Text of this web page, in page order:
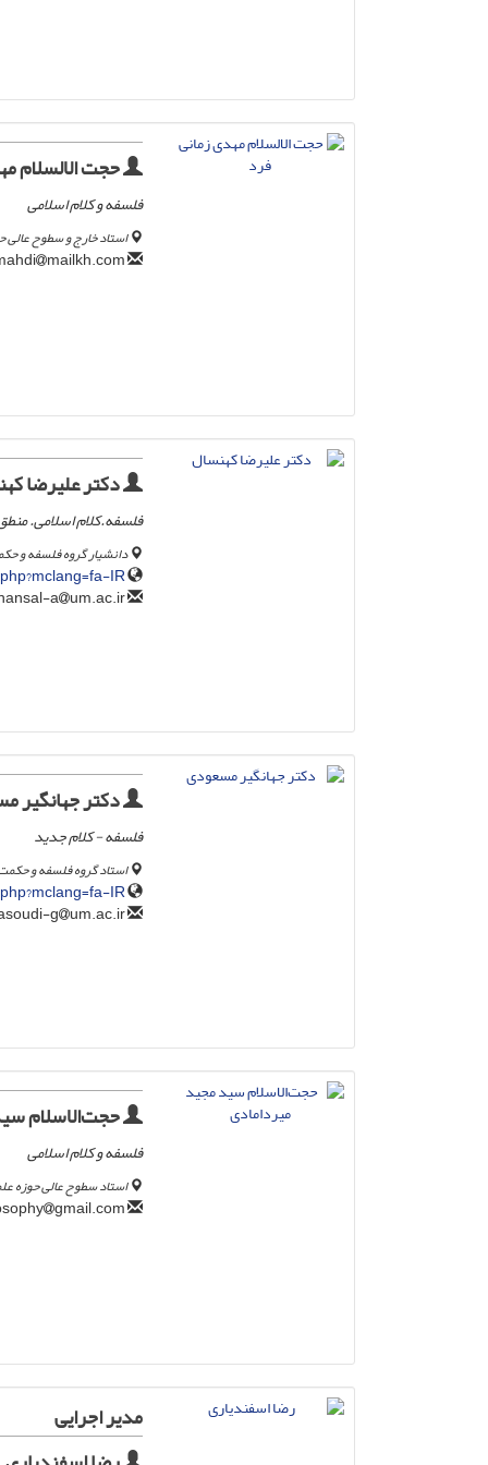
حجت الالسلام
فلسفه و کلام اسلامی
استاد خارج و سطوح عالی
mailkh.com
دکتر علیرضا
فلسفه.کلام اسلامی.
دانشیار گروه فلسفه و
IR
um.ac.ir
دکتر جهانگیر
فلسفه - کلام جدید
استاد گروه فلسفه و
IR
um.ac.ir
حجت‌الاسلام
فلسفه و کلام اسلامی
استاد سطوح عالی حوزه
gmail.com
مدیر اجرایی